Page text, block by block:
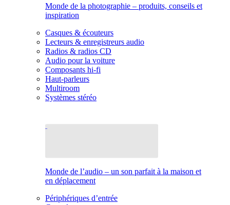
Monde de la photographie – produits, conseils et
inspiration
Casques & écouteurs
Lecteurs & enregistreurs audio
Radios & radios CD
Audio pour la voiture
Composants hi-fi
Haut-parleurs
Multiroom
Systèmes stéréo
Monde de l’audio – un son parfait à la maison et
en déplacement
Périphériques d’entrée